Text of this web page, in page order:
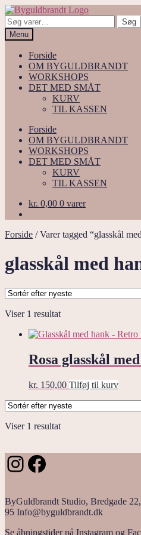
Spring
til
navigation
Spring
til
indhold
Søg
efter:
Søg
Menu
Forside
OM BYGULDBRANDT
WORKSHOPS
DET MED SMÅT
KURV
TIL KASSEN
Forside
OM BYGULDBRANDT
WORKSHOPS
DET MED SMÅT
KURV
TIL KASSEN
kr. 0,00 0 varer
Forside /Varer tagged “glasskål
glasskål med
Viser 1 resultat
Rosa glasskål
kr. 150,00 Tilføj til kurv
Viser 1 resultat
Instagram
Facebook
ByGuldbrandt Studio, Bredgade
95 Info@byguldbrandt.dk
Se åbningstider på Instagram og